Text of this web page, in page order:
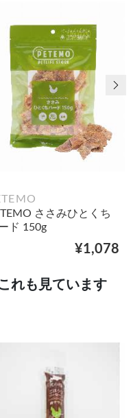
ささみひとくち
ド 150g
¥1,078
次
れも見ています